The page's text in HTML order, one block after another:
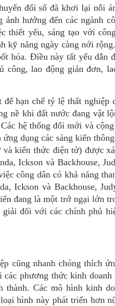
đổi số đã khơi lại nỗi
hưởng đến các ngành
thiết yếu, sáng tạo với
năng ngày càng nới
hóa. Điều này tất yếu dẫn
lao động giản đơn,
hạn chế tỷ lệ thất nghiệp
nề khi đất nước đang vật
hệ thống đổi mới và
dụng các sáng kiến
kiến thức điện tử) được
Ickson và Backhouse,
công dân có khả năng
Ickson và Backhouse,
đang là một trở ngại lớn
đối với các chính phủ
cũng nhanh chóng thích
phương thức kinh
Các mô hình kinh
hình này phát triển hơn